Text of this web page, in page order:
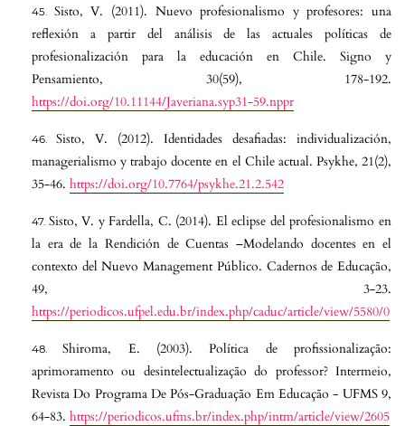
Sisto, V. (2011). Nuevo profesionalismo y profesores: una
reflexión a partir del análisis de las actuales políticas de
profesionalización para la educación en Chile. Signo y
Pensamiento, 30(59), 178-192.
https://doi.org/10.11144/Javeriana.syp31-59.nppr
Sisto, V. (2012). Identidades desafiadas: individualización,
managerialismo y trabajo docente en el Chile actual. Psykhe, 21(2),
35-46. https://doi.org/10.7764/psykhe.21.2.542
Sisto, V. y Fardella, C. (2014). El eclipse del profesionalismo en
la era de la Rendición de Cuentas –Modelando docentes en el
contexto del Nuevo Management Público. Cadernos de Educação,
49, 3-23.
https://periodicos.ufpel.edu.br/index.php/caduc/article/view/5580/0
Shiroma, E. (2003). Política de profissionalização:
aprimoramento ou desintelectualização do professor? Intermeio,
Revista Do Programa De Pós-Graduação Em Educação - UFMS 9,
64-83. https://periodicos.ufms.br/index.php/intm/article/view/2605